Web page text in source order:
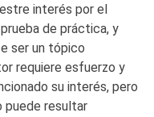
interés por el
de práctica, y
ser un tópico
requiere esfuerzo y
su interés, pero
puede resultar